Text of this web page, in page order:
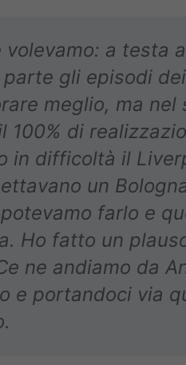
volevamo: a testa
gli episodi
meglio, ma nel
100% di
in difficoltà il
un
farlo e
Ho fatto un
ne andiamo da
e portandoci via